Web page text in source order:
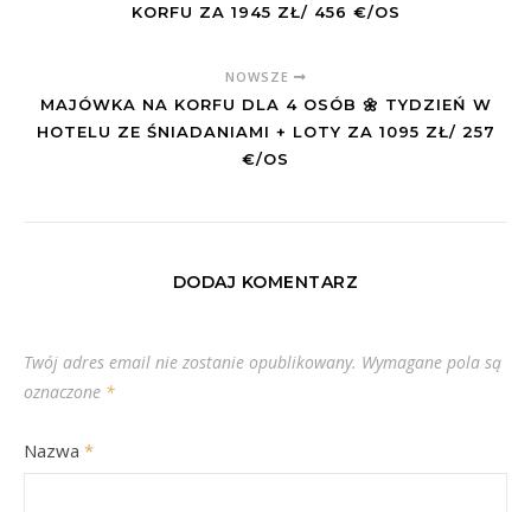
KORFU ZA 1945 ZŁ/ 456 €/OS
NOWSZE
MAJÓWKA NA KORFU DLA 4 OSÓB 🌼 TYDZIEŃ W
HOTELU ZE ŚNIADANIAMI + LOTY ZA 1095 ZŁ/ 257
€/OS
DODAJ KOMENTARZ
Twój adres email nie zostanie opublikowany. Wymagane pola są
oznaczone *
Nazwa *